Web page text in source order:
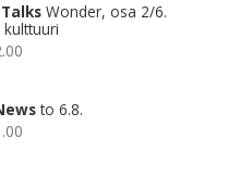
Wonder, osa 2/6.
to 6.8.